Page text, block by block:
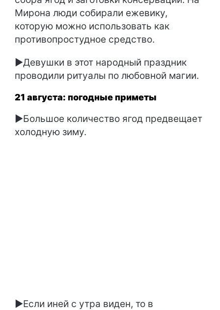
Мирона люди собирали ежевику,
которую можно использовать как
противопростудное средство.
►Девушки в этот народный праздник
проводили ритуалы по любовной магии.
21 августа: погодные приметы
►Большое количество ягод предвещает
холодную зиму.
►Если иней с утра виден, то в